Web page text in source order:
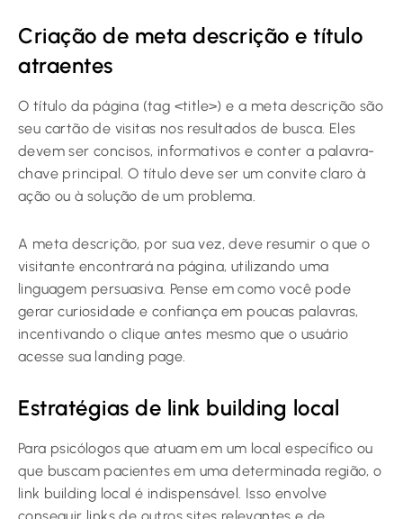
Criação de meta descrição e título
atraentes
O título da página (tag <title>) e a meta descrição são
seu cartão de visitas nos resultados de busca. Eles
devem ser concisos, informativos e conter a palavra-
chave principal. O título deve ser um convite claro à
ação ou à solução de um problema.
A meta descrição, por sua vez, deve resumir o que o
visitante encontrará na página, utilizando uma
linguagem persuasiva. Pense em como você pode
gerar curiosidade e confiança em poucas palavras,
incentivando o clique antes mesmo que o usuário
acesse sua landing page.
Estratégias de link building local
Para psicólogos que atuam em um local específico ou
que buscam pacientes em uma determinada região, o
link building local é indispensável. Isso envolve